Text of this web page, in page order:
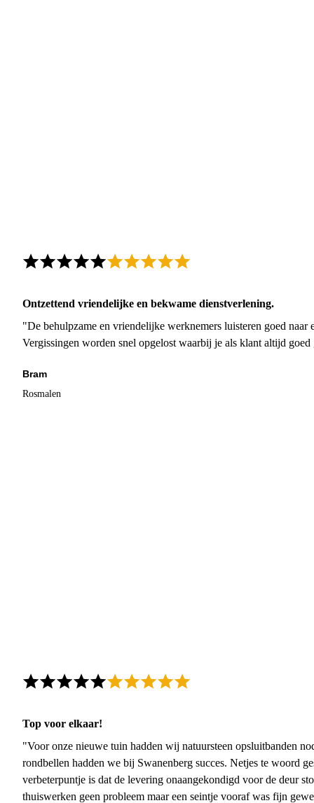
Ontzettend vriendelijke en bekwame dienstverlening.
"De behulpzame en vriendelijke werknemers luisteren goed naar
Vergissingen worden snel opgelost waarbij je als klant altijd
Bram
Rosmalen
Top voor elkaar!
"Voor onze nieuwe tuin hadden wij natuursteen opsluitbanden
rondbellen hadden we bij Swanenberg succes. Netjes te woord
verbeterpuntje is dat de levering onaangekondigd voor de deur
thuiswerken geen probleem maar een seintje vooraf was fijn